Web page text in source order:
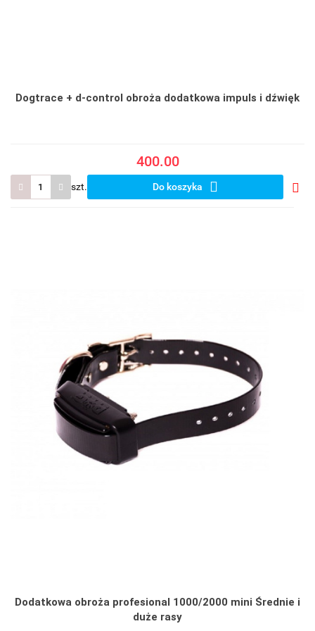
Dogtrace + d-control obroża dodatkowa impuls i dźwięk
400.00
szt. Do koszyka
Dodatkowa obroża profesional 1000/2000 mini Średnie i
duże rasy